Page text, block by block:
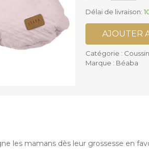
Accessoires Chaises hautesDélai de livraison:
AJOUTER
Catégorie :
Marque : Béaba
les mamans dès leur grossesse en